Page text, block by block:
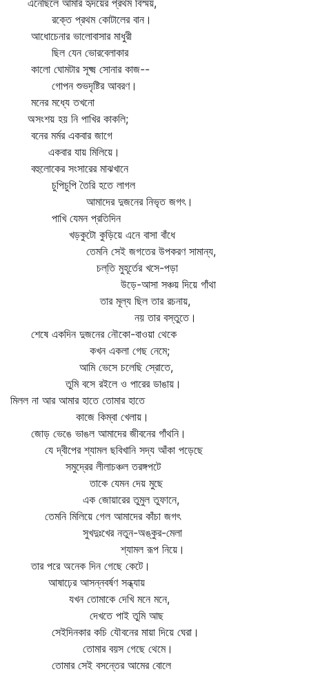
এনেছিলে আমার হৃদয়ের প্রথম বিস্ময়,
রক্তে প্রথম কোটালের বান।
আধোচেনার ভালোবাসার মাধুরী
ছিল যেন ভোরবেলাকার
কালো ঘোমটার সূক্ষ্ম সোনার কাজ--
গোপন শুভদৃষ্টির আবরণ।
মনের মধ্যে তখনো
অসংশয় হয় নি পাখির কাকলি;
বনের মর্মর একবার জাগে
একবার যায় মিলিয়ে।
বহুলোকের সংসারের মাঝখানে
চুপিচুপি তৈরি হতে লাগল
আমাদের দুজনের নিভৃত জগৎ।
পাখি যেমন প্রতিদিন
খড়কুটো কুড়িয়ে এনে বাসা বাঁধে
তেমনি সেই জগতের উপকরণ সামান্য,
চল্‌তি মুহূর্তের খসে-পড়া
উড়ে-আসা সঞ্চয় দিয়ে গাঁথা
তার মূল্য ছিল তার রচনায়,
নয় তার বস্তুতে।
শেষে একদিন দুজনের নৌকো-বাওয়া থেকে
কখন একলা গেছ নেমে;
আমি ভেসে চলেছি স্রোতে,
তুমি বসে রইলে ও পারের ডাঙায়।
মিলল না আর আমার হাতে তোমার হাতে
কাজে কিম্বা খেলায়।
জোড় ভেঙে ভাঙল আমাদের জীবনের গাঁথনি।
যে দ্বীপের শ্যামল ছবিখানি সদ্য আঁকা পড়েছে
সমুদ্রের লীলাচঞ্চল তরঙ্গপটে
তাকে যেমন দেয় মুছে
এক জোয়ারের তুমুল তুফানে,
তেমনি মিলিয়ে গেল আমাদের কাঁচা জগৎ
সুখদুঃখের নতুন-অঙ্কুর-মেলা
শ্যামল রূপ নিয়ে।
তার পরে অনেক দিন গেছে কেটে।
আষাঢ়ের আসন্নবর্ষণ সন্ধ্যায়
যখন তোমাকে দেখি মনে মনে,
দেখতে পাই তুমি আছ
সেইদিনকার কচি যৌবনের মায়া দিয়ে ঘেরা।
তোমার বয়স গেছে থেমে।
তোমার সেই বসন্তের আমের বোলে